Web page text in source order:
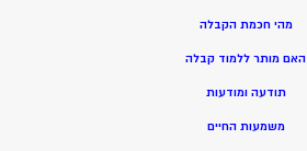
מהי חכמת הקבלה
האם מותר ללמוד קבלה
תודעה ומודעות
משמעות החיים